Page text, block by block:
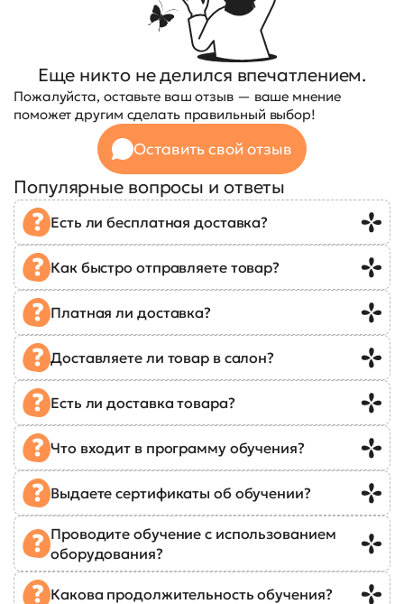
Еще никто не делился впечатлением.
Пожалуйста, оставьте ваш отзыв — ваше мнение
поможет другим сделать правильный выбор!
Оставить свой отзыв
Популярные вопросы и ответы
Есть ли бесплатная доставка?
Как быстро отправляете товар?
Платная ли доставка?
Доставляете ли товар в салон?
Есть ли доставка товара?
Что входит в программу обучения?
Выдаете сертификаты об обучении?
Проводите обучение с использованием
оборудования?
Какова продолжительность обучения?